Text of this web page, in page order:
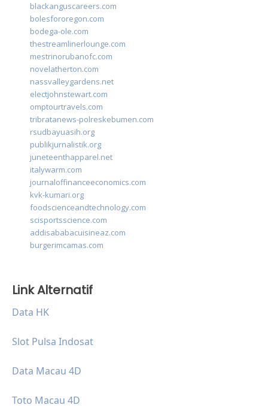
blackanguscareers.com
bolesfororegon.com
bodega-ole.com
thestreamlinerlounge.com
mestrinorubanofc.com
novelatherton.com
nassvalleygardens.net
electjohnstewart.com
omptourtravels.com
tribratanews-polreskebumen.com
rsudbayuasih.org
publikjurnalistik.org
juneteenthapparel.net
italywarm.com
journaloffinanceeconomics.com
kvk-kumari.org
foodscienceandtechnology.com
scisportsscience.com
addisababacuisineaz.com
burgerimcamas.com
Link Alternatif
Data HK
Slot Pulsa Indosat
Data Macau 4D
Toto Macau 4D